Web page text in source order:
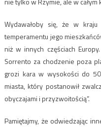
Wydawałoby się, że w
temperamentu jego
niż w innych częściach
Sorrento za chodzenie poza
grozi kara w wysokości do
miasta, który postanowił
obyczajami i przyzwoitością”.
Pamiętajmy, że odwiedzając